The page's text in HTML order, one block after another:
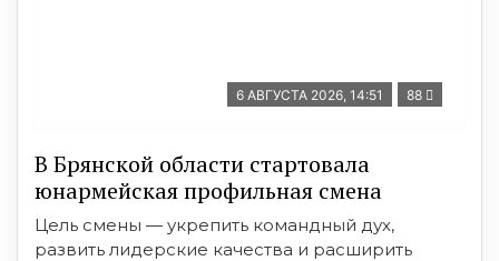
6 АВГУСТА 2026, 14:51 88
В Брянской области стартовала
юнармейская профильная смена
Цель смены — укрепить командный дух,
развить лидерские качества и расширить